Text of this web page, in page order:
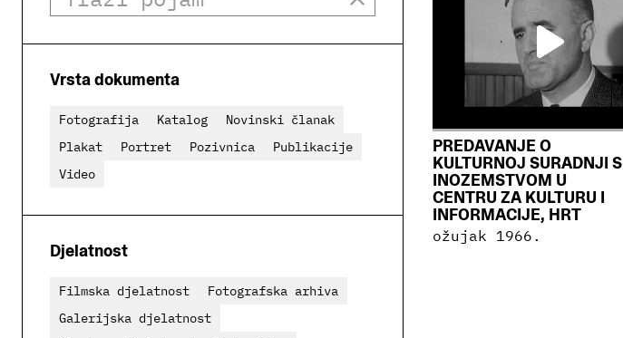
Vrsta dokumenta
Fotografija Katalog
Novinski članak
Plakat
Portret Pozivnica
Publikacije
Video
Djelatnost
Filmska djelatnost
Fotografska arhiva
Galerijska djelatnost
PREDAVANJE O
KULTURNOJ SURADNJI S
INOZEMSTVOM U
CENTRU ZA KULTURU I
INFORMACIJE, HRT
ožujak 1966.